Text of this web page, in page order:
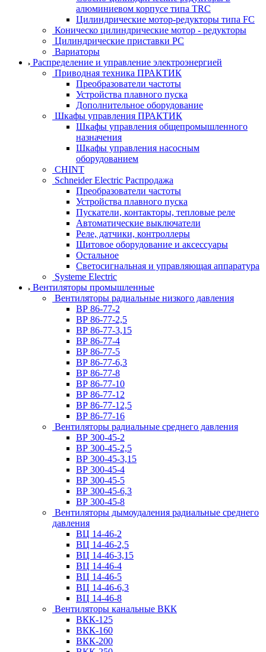
алюминиевом корпусе типа TRC
Цилиндрические мотор-редукторы типа FC
Коническо цилиндрические мотор - редукторы
Цилиндрические приставки PC
Вариаторы
Распределение и управление электроэнергией
Приводная техника ПРАКТИК
Преобразователи частоты
Устройства плавного пуска
Дополнительное оборудование
Шкафы управления ПРАКТИК
Шкафы управления общепромышленного
назначения
Шкафы управления насосным
оборудованием
CHINT
Schneider Electric Распродажа
Преобразователи частоты
Устройства плавного пуска
Пускатели, контакторы, тепловые реле
Автоматические выключатели
Реле, датчики, контроллеры
Щитовое оборудование и аксессуары
Остальное
Светосигнальная и управляющая аппаратура
Systeme Electric
Вентиляторы промышленные
Вентиляторы радиальные низкого давления
ВР 86-77-2
ВР 86-77-2,5
ВР 86-77-3,15
ВР 86-77-4
ВР 86-77-5
ВР 86-77-6,3
ВР 86-77-8
ВР 86-77-10
ВР 86-77-12
ВР 86-77-12,5
ВР 86-77-16
Вентиляторы радиальные среднего давления
ВР 300-45-2
ВР 300-45-2,5
ВР 300-45-3,15
ВР 300-45-4
ВР 300-45-5
ВР 300-45-6,3
ВР 300-45-8
Вентиляторы дымоудаления радиальные среднего
давления
ВЦ 14-46-2
ВЦ 14-46-2,5
ВЦ 14-46-3,15
ВЦ 14-46-4
ВЦ 14-46-5
ВЦ 14-46-6,3
ВЦ 14-46-8
Вентиляторы канальные ВКК
ВКК-125
ВКК-160
ВКК-200